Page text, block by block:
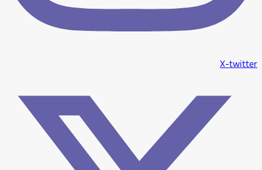
X-twitter